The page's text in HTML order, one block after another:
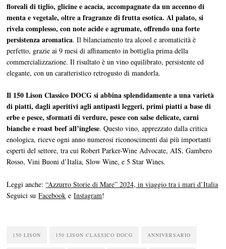
floreali di tiglio, glicine e acacia, accompagnate da un accenno di
menta e vegetale, oltre a fragranze di frutta esotica. Al palato, si
rivela complesso, con note acide e agrumate, offrendo una forte
persistenza aromatica. Il bilanciamento tra alcool e aromaticità è
perfetto, grazie ai 9 mesi di affinamento in bottiglia prima della
commercializzazione. Il risultato è un vino equilibrato, persistente ed
elegante, con un caratteristico retrogusto di mandorla.
Il 150 Lison Classico DOCG si abbina splendidamente a una varietà
di piatti, dagli aperitivi agli antipasti leggeri, primi piatti a base di
erbe e pesce, sformati di verdure, pesce con salse delicate, carni
bianche e roast beef all’inglese. Questo vino, apprezzato dalla critica
enologica, riceve ogni anno numerosi riconoscimenti dai più importanti
esperti del settore, tra cui Robert Parker-Wine Advocate, AIS, Gambero
Rosso, Vini Buoni d’Italia, Slow Wine, e 5 Star Wines.
Leggi anche:“Azzurro Storie di Mare” 2024, in viaggio tra i mari d’Italia
Seguici suFacebook eInstagram!
150 LISON 150 LISON CLASSICO DOCG ANNIVERSARIO